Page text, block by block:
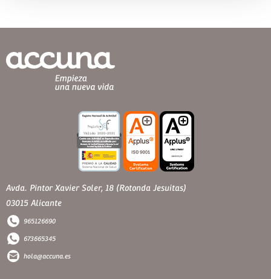
Avda. Pintor Xavier Soler, 18 (Rotonda Jesuitas)
03015 Alicante
965126690
673665345
hola@accuna.es